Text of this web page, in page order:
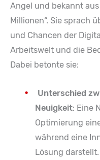
Angel und bekannt
Millionen“. Sie sprach
und Chancen der
Arbeitswelt und die
Dabei betonte sie:
Unterschied
Neuigkeit: Eine
Optimierung
während eine
Lösung